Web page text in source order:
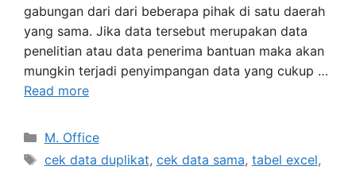
gabungan dari dari beberapa pihak di satu daerah
yang sama. Jika data tersebut merupakan data
penelitian atau data penerima bantuan maka akan
mungkin terjadi penyimpangan data yang cukup …
Read more
Categories
M. Office
Tags
cek data duplikat, cek data sama, tabel excel,